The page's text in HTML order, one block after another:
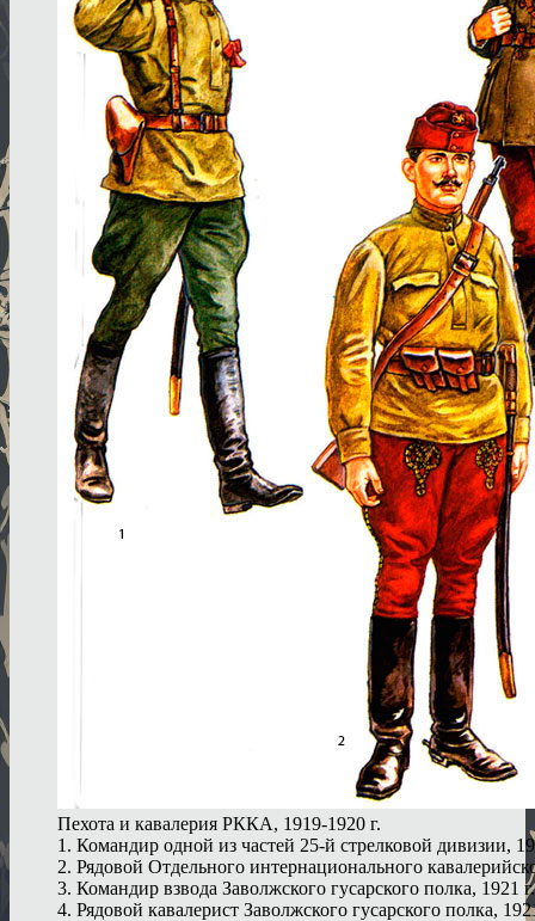
Пехота и кавалерия РККА, 1919-1920 г.
1. Командир одной из частей 25-й стрелковой дивизии,
2. Рядовой Отдельного интернационального
3. Командир взвода Заволжского гусарского полка, 1921 г.
4. Рядовой кавалерист Заволжского гусарского полка,